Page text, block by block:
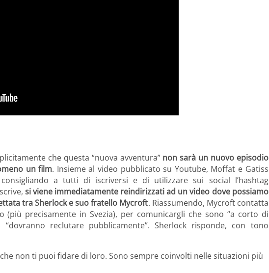
che questa “nuova avventura” non sarà un nuovo episodio
un film. Insieme al video pubblicato su Youtube, Moffat e Gatiss
a tutti di iscriversi e di utilizzare sui social l’hashtag
si viene immediatamente reindirizzati ad un video dove possiamo
tra Sherlock e suo fratello Mycroft. Riassumendo, Mycroft contatta
(più precisamente in Svezia), per comunicargli che sono “a corto di
reclutare pubblicamente”. Sherlock risponde, con tono
non ti puoi fidare di loro. Sono sempre coinvolti nelle situazioni più